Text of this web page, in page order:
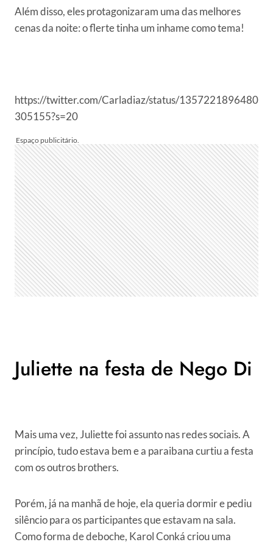
Além disso, eles protagonizaram uma das melhores
cenas da noite: o flerte tinha um inhame como tema!
https://twitter.com/Carladiaz/status/1357221896480
305155?s=20
Juliette na festa de Nego Di
Mais uma vez, Juliette foi assunto nas redes sociais. A
princípio, tudo estava bem e a paraibana curtiu a festa
com os outros brothers.
Porém, já na manhã de hoje, ela queria dormir e pediu
silêncio para os participantes que estavam na sala.
Como forma de deboche, Karol Conká criou uma